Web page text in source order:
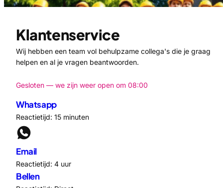
Klantenservice
Wij hebben een team vol behulpzame collega's die je graag
helpen en al je vragen beantwoorden.
Gesloten — we zijn weer open om 08:00
Whatsapp
Reactietijd: 15 minuten
Email
Reactietijd: 4 uur
Bellen